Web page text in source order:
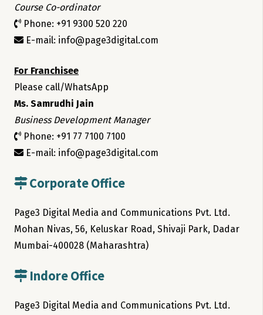
Course Co-ordinator
Phone: +91 9300 520 220
E-mail: info@page3digital.com
For Franchisee
Please call/WhatsApp
Ms. Samrudhi Jain
Business Development Manager
Phone: +91 77 7100 7100
E-mail: info@page3digital.com
Corporate Office
Page3 Digital Media and Communications Pvt. Ltd.
Mohan Nivas, 56, Keluskar Road, Shivaji Park, Dadar
Mumbai-400028 (Maharashtra)
Indore Office
Page3 Digital Media and Communications Pvt. Ltd.